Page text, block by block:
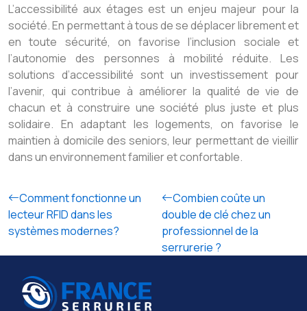
L’accessibilité aux étages est un enjeu majeur pour la
société. En permettant à tous de se déplacer librement et
en toute sécurité, on favorise l’inclusion sociale et
l’autonomie des personnes à mobilité réduite. Les
solutions d’accessibilité sont un investissement pour
l’avenir, qui contribue à améliorer la qualité de vie de
chacun et à construire une société plus juste et plus
solidaire. En adaptant les logements, on favorise le
maintien à domicile des seniors, leur permettant de vieillir
dans un environnement familier et confortable.
Comment fonctionne un
lecteur RFID dans les
systèmes modernes?
Combien coûte un
double de clé chez un
professionnel de la
serrurerie ?